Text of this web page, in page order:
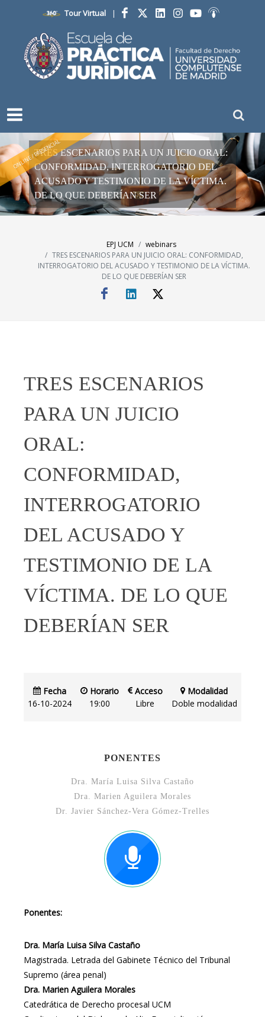
Tour Virtual |
Facebook
ONLINE / PRESENCIAL
TRES ESCENARIOS PARA UN JUICIO ORAL:
CONFORMIDAD, INTERROGATORIO DEL
ACUSADO Y TESTIMONIO DE LA VÍCTIMA.
DE LO QUE DEBERÍAN SER
EPJ UCM
webinars
TRES ESCENARIOS PARA UN JUICIO ORAL: CONFORMIDAD,
INTERROGATORIO DEL ACUSADO Y TESTIMONIO DE LA VÍCTIMA.
DE LO QUE DEBERÍAN SER
TRES ESCENARIOS
PARA UN JUICIO
ORAL:
CONFORMIDAD,
INTERROGATORIO
DEL ACUSADO Y
TESTIMONIO DE LA
VÍCTIMA. DE LO QUE
DEBERÍAN SER
Fecha
16-10-2024
Horario
19:00
Acceso
Libre
Modalidad
Doble modalidad
PONENTES
Dra. María Luisa Silva Castaño
Dra. Marien Aguilera Morales
Dr. Javier Sánchez-Vera Gómez-Trelles
Ponentes:
Dra. María Luisa Silva Castaño
Magistrada. Letrada del Gabinete Técnico del Tribunal
Supremo (área penal)
Dra. Marien Aguilera Morales
Catedrática de Derecho procesal UCM